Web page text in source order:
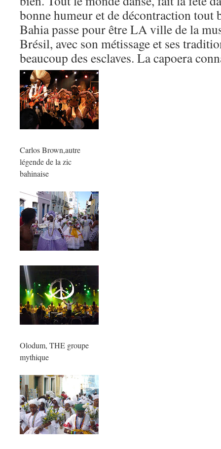
bonne humeur et de décontraction tout
Bahia passe pour être LA ville de la
Brésil, avec son métissage et ses
beaucoup des esclaves. La capoera
Carlos Brown,autre
légende de la zic
bahinaise
Olodum, THE groupe
mythique